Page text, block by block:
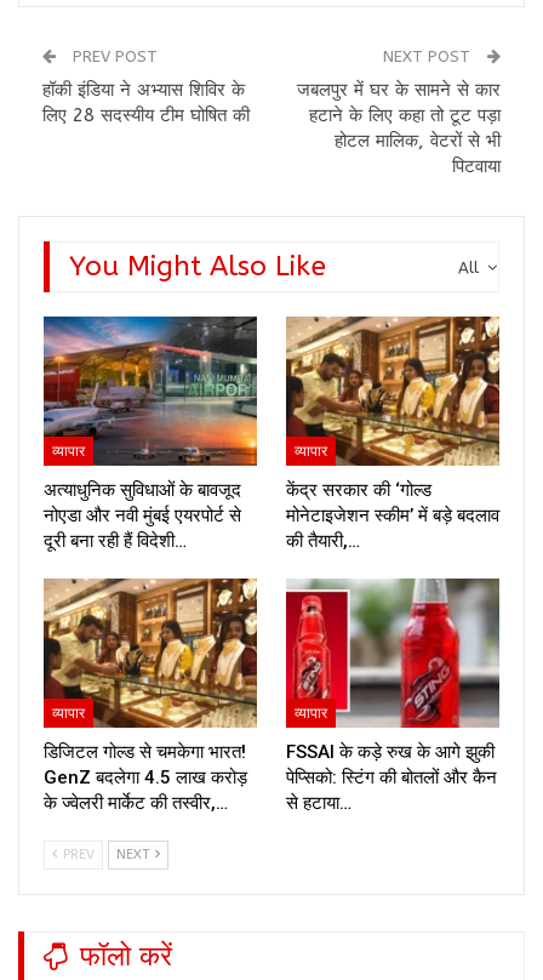
PREV POST
हॉकी इंडिया ने अभ्यास शिविर के
लिए 28 सदस्यीय टीम घोषित की
NEXT POST
जबलपुर में घर के सामने से कार
हटाने के लिए कहा तो टूट पड़ा
होटल मालिक, वेटरों से भी
पिटवाया
All
You Might Also Like
व्यापार
अत्याधुनिक सुविधाओं के बावजूद
नोएडा और नवी मुंबई एयरपोर्ट से
दूरी बना रही हैं विदेशी…
व्यापार
केंद्र सरकार की ‘गोल्ड
मोनेटाइजेशन स्कीम’ में बड़े बदलाव
की तैयारी,…
व्यापार
डिजिटल गोल्ड से चमकेगा भारत!
GenZ बदलेगा ₹4.5 लाख करोड़
के ज्वेलरी मार्केट की तस्वीर,…
व्यापार
FSSAI के कड़े रुख के आगे झुकी
पेप्सिको: स्टिंग की बोतलों और कैन
से हटाया…
PREV NEXT
फॉलो करें